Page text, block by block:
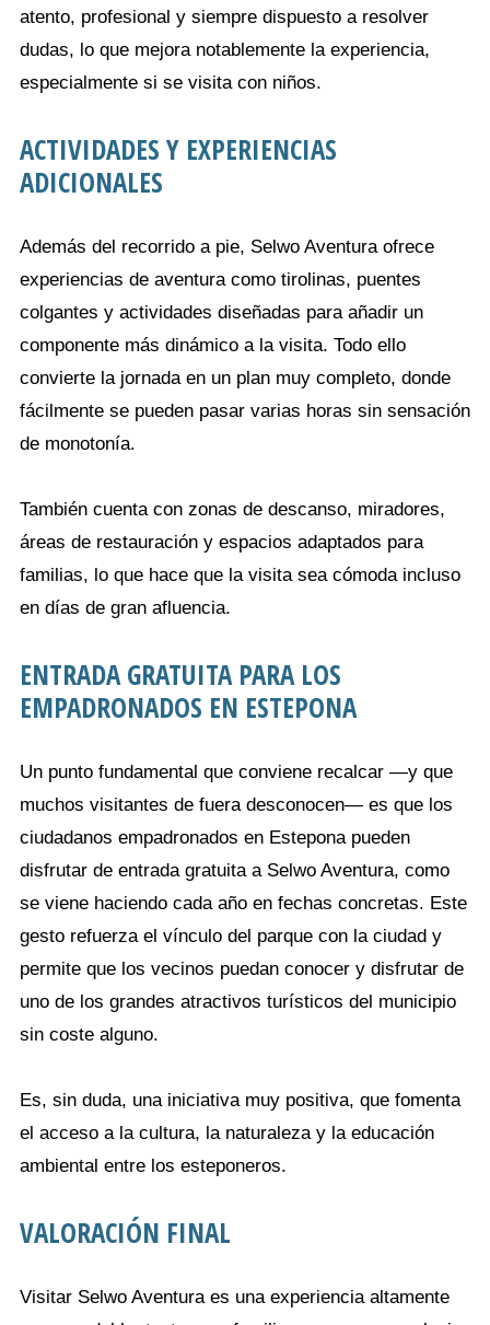
atento, profesional y siempre dispuesto a resolver
dudas, lo que mejora notablemente la experiencia,
especialmente si se visita con niños.
ACTIVIDADES Y EXPERIENCIAS
ADICIONALES
Además del recorrido a pie, Selwo Aventura ofrece
experiencias de aventura como tirolinas, puentes
colgantes y actividades diseñadas para añadir un
componente más dinámico a la visita. Todo ello
convierte la jornada en un plan muy completo, donde
fácilmente se pueden pasar varias horas sin sensación
de monotonía.
También cuenta con zonas de descanso, miradores,
áreas de restauración y espacios adaptados para
familias, lo que hace que la visita sea cómoda incluso
en días de gran afluencia.
ENTRADA GRATUITA PARA LOS
EMPADRONADOS EN ESTEPONA
Un punto fundamental que conviene recalcar —y que
muchos visitantes de fuera desconocen— es que los
ciudadanos empadronados en Estepona pueden
disfrutar de entrada gratuita a Selwo Aventura, como
se viene haciendo cada año en fechas concretas. Este
gesto refuerza el vínculo del parque con la ciudad y
permite que los vecinos puedan conocer y disfrutar de
uno de los grandes atractivos turísticos del municipio
sin coste alguno.
Es, sin duda, una iniciativa muy positiva, que fomenta
el acceso a la cultura, la naturaleza y la educación
ambiental entre los esteponeros.
VALORACIÓN FINAL
Visitar Selwo Aventura es una experiencia altamente